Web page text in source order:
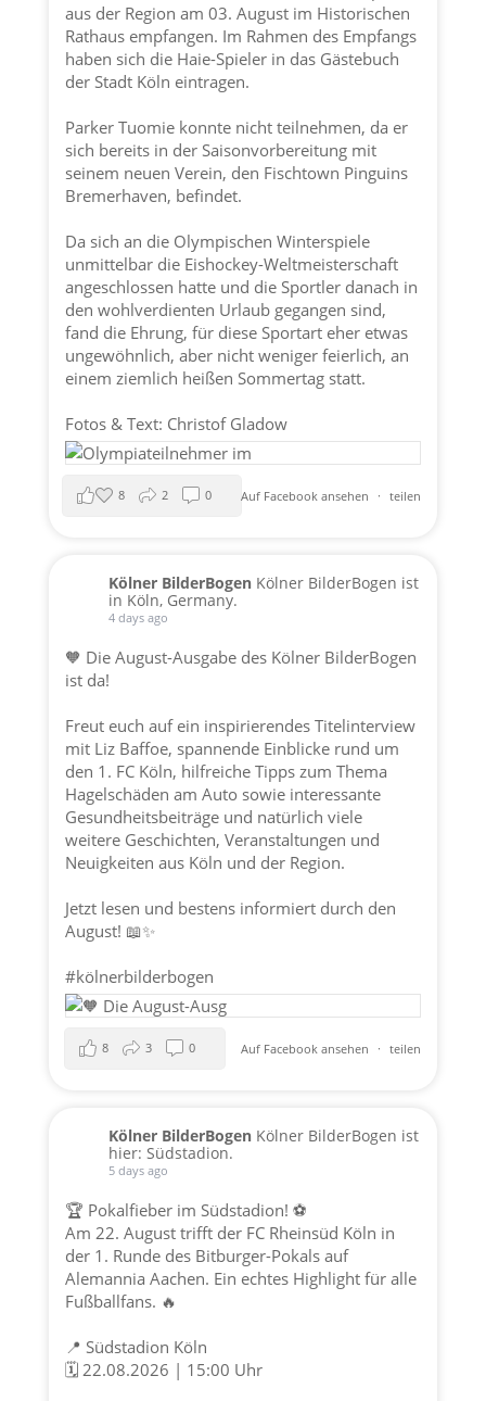
aus der Region am 03. August im Historischen
Rathaus empfangen. Im Rahmen des Empfangs
haben sich die Haie-Spieler in das Gästebuch
der Stadt Köln eintragen.
Parker Tuomie konnte nicht teilnehmen, da er
sich bereits in der Saisonvorbereitung mit
seinem neuen Verein, den Fischtown Pinguins
Bremerhaven, befindet.
Da sich an die Olympischen Winterspiele
unmittelbar die Eishockey-Weltmeisterschaft
angeschlossen hatte und die Sportler danach in
den wohlverdienten Urlaub gegangen sind,
fand die Ehrung, für diese Sportart eher etwas
ungewöhnlich, aber nicht weniger feierlich, an
einem ziemlich heißen Sommertag statt.
Fotos & Text: Christof Gladow
Auf Facebook ansehen · teilen
8 2 0
Kölner BilderBogen Kölner BilderBogen ist
in Köln, Germany.
4 days ago
🧡 Die August-Ausgabe des Kölner BilderBogen
ist da!
Freut euch auf ein inspirierendes Titelinterview
mit Liz Baffoe, spannende Einblicke rund um
den 1. FC Köln, hilfreiche Tipps zum Thema
Hagelschäden am Auto sowie interessante
Gesundheitsbeiträge und natürlich viele
weitere Geschichten, Veranstaltungen und
Neuigkeiten aus Köln und der Region.
Jetzt lesen und bestens informiert durch den
August! 📖✨
#kölnerbilderbogen
Auf Facebook ansehen · teilen
8 3 0
Kölner BilderBogen Kölner BilderBogen ist
hier: Südstadion.
5 days ago
🏆 Pokalfieber im Südstadion! ⚽️
Am 22. August trifft der FC Rheinsüd Köln in
der 1. Runde des Bitburger-Pokals auf
Alemannia Aachen. Ein echtes Highlight für alle
Fußballfans. 🔥
📍 Südstadion Köln
🗓️ 22.08.2026 | 15:00 Uhr